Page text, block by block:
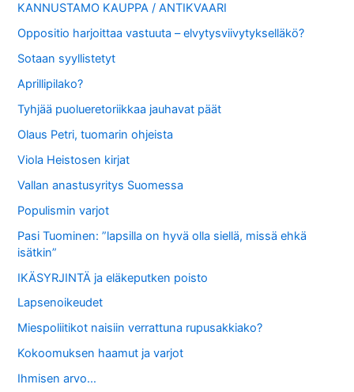
KANNUSTAMO KAUPPA / ANTIKVAARI
Oppositio harjoittaa vastuuta – elvytysviivytykselläkö?
Sotaan syyllistetyt
Aprillipilako?
Tyhjää puolueretoriikkaa jauhavat päät
Olaus Petri, tuomarin ohjeista
Viola Heistosen kirjat
Vallan anastusyritys Suomessa
Populismin varjot
Pasi Tuominen: ”lapsilla on hyvä olla siellä, missä ehkä
isätkin”
IKÄSYRJINTÄ ja eläkeputken poisto
Lapsenoikeudet
Miespoliitikot naisiin verrattuna rupusakkiako?
Kokoomuksen haamut ja varjot
Ihmisen arvo…